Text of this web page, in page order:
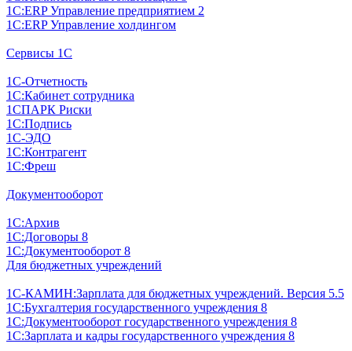
1С:ERP Управление предприятием 2
1С:ERP Управление холдингом
Сервисы 1С
1С-Отчетность
1С:Кабинет сотрудника
1СПАРК Риски
1С:Подпись
1С-ЭДО
1С:Контрагент
1С:Фреш
Документооборот
1С:Архив
1С:Договоры 8
1С:Документооборот 8
Для бюджетных учреждений
1С-КАМИН:Зарплата для бюджетных учреждений. Версия 5.5
1С:Бухгалтерия государственного учреждения 8
1С:Документооборот государственного учреждения 8
1С:Зарплата и кадры государственного учреждения 8